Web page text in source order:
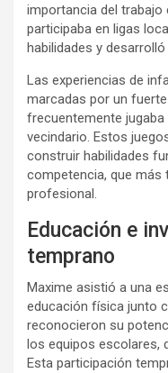
importancia del trabajo
participaba en ligas
habilidades y
Las experiencias de
marcadas por un
frecuentemente
vecindario. Estos
construir habilidades
competencia, que más
profesional.
Educación e
temprano
Maxime asistió a una
educación física junto
reconocieron su
los equipos escolares,
Esta participación